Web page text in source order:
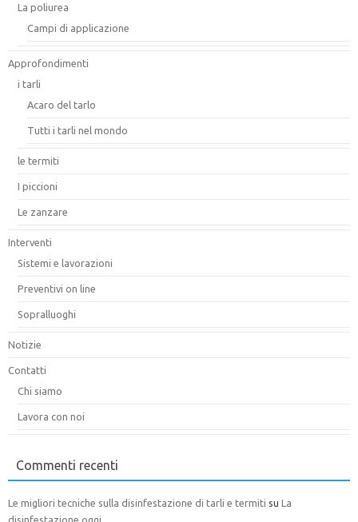
La poliurea
Campi di applicazione
Approfondimenti
i tarli
Acaro del tarlo
Tutti i tarli nel mondo
le termiti
I piccioni
Le zanzare
Interventi
Sistemi e lavorazioni
Preventivi on line
Sopralluoghi
Notizie
Contatti
Chi siamo
Lavora con noi
Commenti recenti
Le migliori tecniche sulla disinfestazione di tarli e termiti su La
disinfestazione oggi